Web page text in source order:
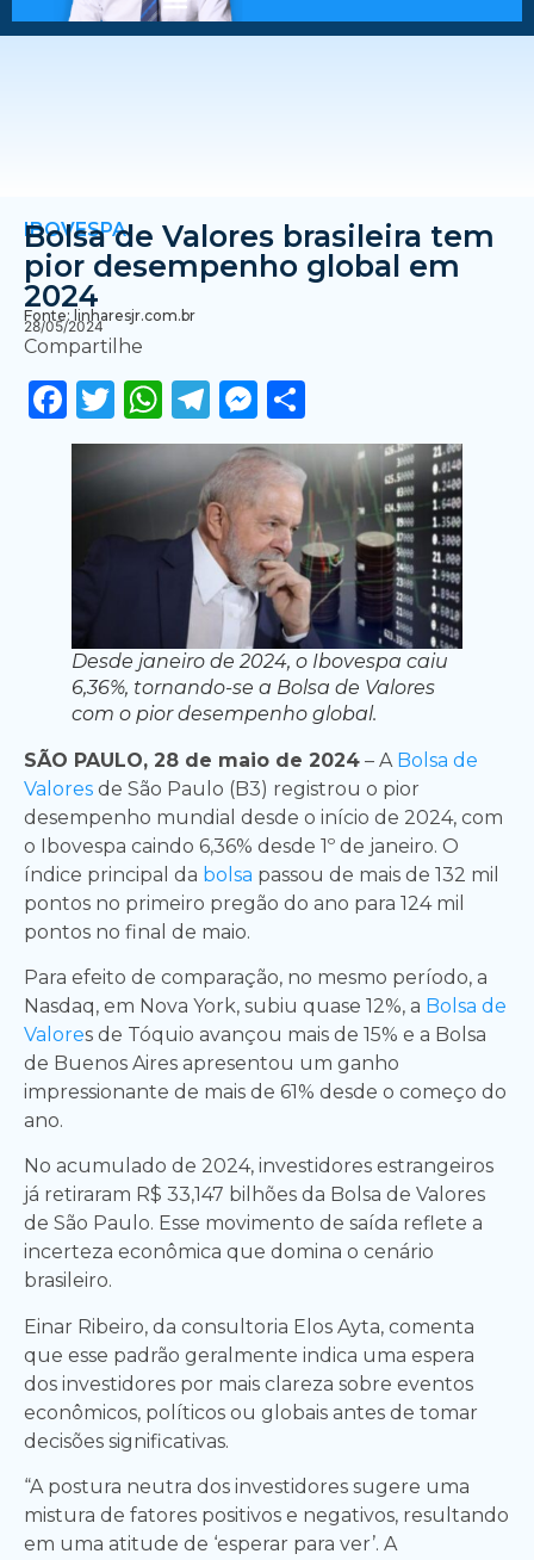
IBOVESPA
Bolsa de Valores brasileira tem
pior desempenho global em
2024
Fonte: linharesjr.com.br
28/05/2024
Compartilhe
Facebook
Twitter
WhatsApp
Telegram
Messenger
Desde janeiro de 2024, o Ibovespa caiu
6,36%, tornando-se a Bolsa de Valores
com o pior desempenho global.
SÃO PAULO, 28 de maio de 2024 – A Bolsa de
Valores de São Paulo (B3) registrou o pior
desempenho mundial desde o início de 2024, com
o Ibovespa caindo 6,36% desde 1º de janeiro. O
índice principal da bolsa passou de mais de 132 mil
pontos no primeiro pregão do ano para 124 mil
pontos no final de maio.
Para efeito de comparação, no mesmo período, a
Nasdaq, em Nova York, subiu quase 12%, a Bolsa de
Valores de Tóquio avançou mais de 15% e a Bolsa
de Buenos Aires apresentou um ganho
impressionante de mais de 61% desde o começo do
ano.
No acumulado de 2024, investidores estrangeiros
já retiraram R$ 33,147 bilhões da Bolsa de Valores
de São Paulo. Esse movimento de saída reflete a
incerteza econômica que domina o cenário
brasileiro.
Einar Ribeiro, da consultoria Elos Ayta, comenta
que esse padrão geralmente indica uma espera
dos investidores por mais clareza sobre eventos
econômicos, políticos ou globais antes de tomar
decisões significativas.
“A postura neutra dos investidores sugere uma
mistura de fatores positivos e negativos, resultando
em uma atitude de ‘esperar para ver’. A